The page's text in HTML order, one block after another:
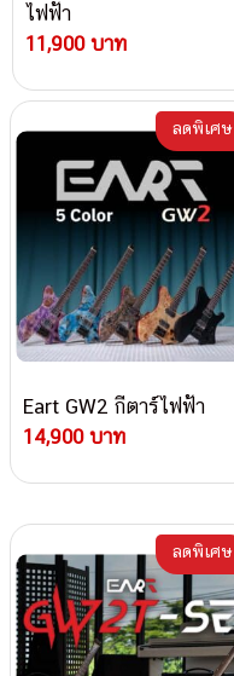
ไฟฟ้า
11,900 บาท
Eart GW2 กีตาร์ไฟฟ้า
14,900 บาท
ลดพิเศษ
ลดพิเศษ